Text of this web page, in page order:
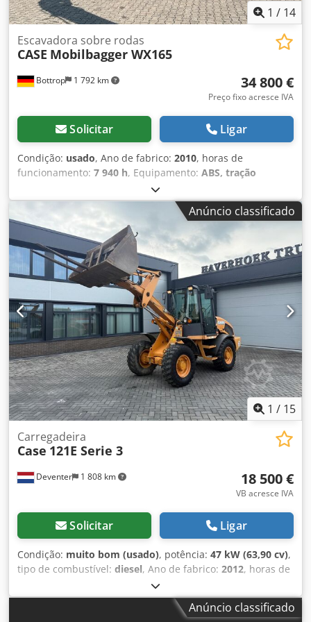
1 / 14
Bottrop 1 792 km
Escavadora sobre rodas
CASE Mobilbagger WX165
34 800 €
Preço fixo acresce IVA
Solicitar Ligar
Condição: usado, Ano de fabrico: 2010, horas de
funcionamento: 7 940 h, Equipamento: ABS, tração
, EXCAVADORA MÓVEL CASE Tipo: WX165
(Escavadora Hidráulica) Número de aprovação do tipo:
N211 Fabricante do motor: Case Potência do motor: 105 kW
Dedszripcjpfx Ai Rock Horas de operação: 7940 h Peso
bruto autorizado: 18000 kg Comprimento para transporte:
8,19 m Largura para transporte: 1,91 m Altura para
transporte: 2,89 m Cor: Amarelo - Controlo por joystick -
Lâmina de nivelamento - Câmara Teremos todo o prazer
em ajudá-lo também na área de financiamento/leasing,
com o apoio dos nossos parceiros. Todos os dados sujeitos
a alterações sem aviso prévio. Salvo erro e omissões.
Anúncio classificado
1 / 15
Deventer 1 808 km
Carregadeira
Case 121E Serie 3
18 500 €
VB acresce IVA
Solicitar Ligar
Condição: muito bom (usado), potência: 47 kW (63,90 cv),
tipo de combustível: diesel, Ano de fabrico: 2012, horas de
, = Outras opções e acessórios = -
Controlo com 2 pedais - Cabina fechada = Observações =
CASE 121E Série 3 – Ano de fabrico: 2012 – 1.060 horas de
Anúncio classificado